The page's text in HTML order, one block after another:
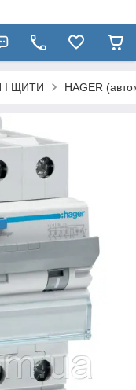
І ЩИТИ HAGER